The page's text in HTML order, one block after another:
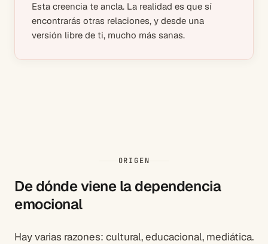
Esta creencia te ancla. La realidad es que sí
encontrarás otras relaciones, y desde una
versión libre de ti, mucho más sanas.
ORIGEN
De dónde viene la dependencia
emocional
Hay varias razones: cultural, educacional, mediática.